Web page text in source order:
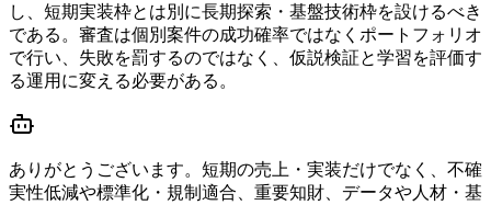
し、短期実装枠とは別に長期探索・基盤技術枠を設けるべき
である。審査は個別案件の成功確率ではなくポートフォリオ
で行い、失敗を罰するのではなく、仮説検証と学習を評価す
る運用に変える必要がある。
ありがとうございます。短期の売上・実装だけでなく、不確
実性低減や標準化・規制適合、重要知財、データや人材・基